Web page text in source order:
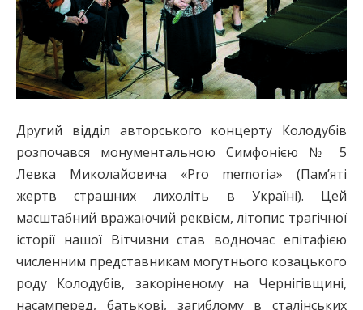
Другий відділ авторського концерту Колодубів
розпочався монументальною Симфонією № 5
Левка Миколайовича «Pro memoria» (Пам’яті
жертв страшних лихоліть в Україні). Цей
масштабний вражаючий реквієм, літопис трагічної
історії нашої Вітчизни став водночас епітафією
численним представникам могутнього козацького
роду Колодубів, закоріненому на Чернігівщині,
насамперед, батькові, загиблому в сталінських